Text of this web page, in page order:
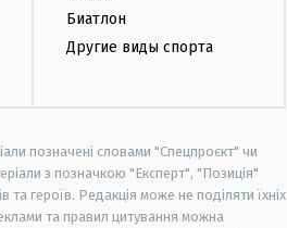
Биатлон
Другие виды спорта
позначені словами "Спецпроєкт" чи
з позначкою "Експерт", "Позиція"
героїв. Редакція може не поділяти їхніх
та правил цитування можна